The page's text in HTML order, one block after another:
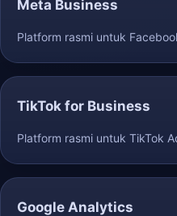
Meta Business
Platform rasmi untuk
TikTok for Business
Platform rasmi untuk TikTok
Google Analytics